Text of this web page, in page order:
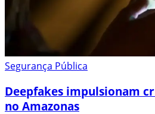
Segurança Pública
Deepfakes impulsionam
no Amazonas